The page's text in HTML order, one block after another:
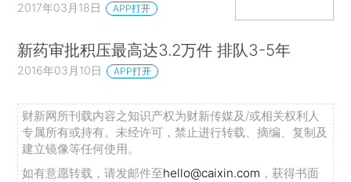
2017年03月18日 APP打开
新药审批积压最高达3.2万件 排队3-5年
2016年03月10日 APP打开
财新网所刊载内容之知识产权为财新传媒及/或相关权利人
专属所有或持有。未经许可，禁止进行转载、摘编、复制及
建立镜像等任何使用。
如有意愿转载，请发邮件至hello@caixin.com ，获得书面